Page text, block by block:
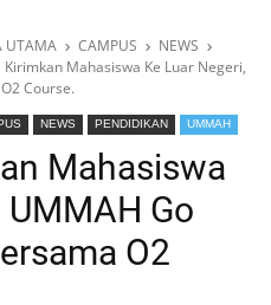
UTAMA CAMPUS
NEWS
Kirimkan Mahasiswa Ke Luar Negeri,
Course.
NEWS PENDIDIKAN UMMAH
Mahasiswa
UMMAH Go
O2